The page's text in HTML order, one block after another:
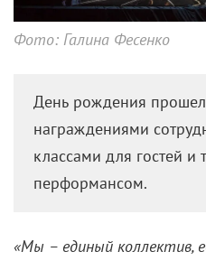
Фото: Галина Фесенко
День рождения
награждениями
классами для гостей и
перформансом.
«Мы – единый коллектив,